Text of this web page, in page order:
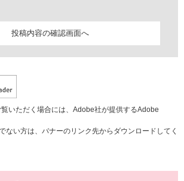
いただく場合には、Adobe社が提供するAdobe
ない方は、バナーのリンク先からダウンロードしてく